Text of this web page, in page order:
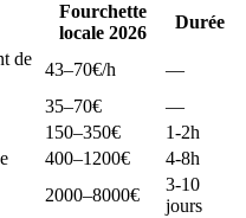
Fourchette
locale 2026
Durée
de
43–70€/h
—
35–70€
—
150–350€
1-2h
400–1200€
4-8h
2000–8000€
3-10
jours